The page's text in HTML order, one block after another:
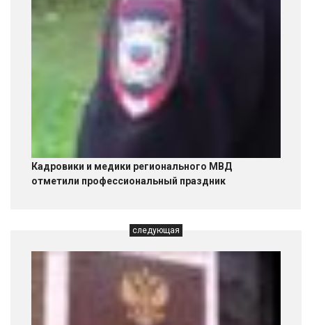
Кадровики и медики регионального МВД
отметили профессиональный праздник
следующая